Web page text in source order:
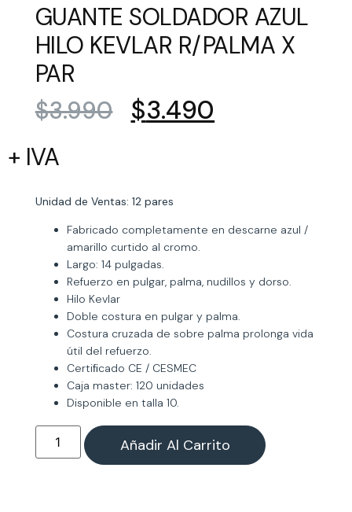
GUANTE SOLDADOR AZUL
HILO KEVLAR R/PALMA X
PAR
$3.990 $3.490
+ IVA
Unidad de Ventas: 12 pares
Fabricado completamente en descarne azul /
amarillo curtido al cromo.
Largo: 14 pulgadas.
Refuerzo en pulgar, palma, nudillos y dorso.
Hilo Kevlar
Doble costura en pulgar y palma.
Costura cruzada de sobre palma prolonga vida
útil del refuerzo.
Certiﬁcado CE / CESMEC
Caja master: 120 unidades
Disponible en talla 10.
Añadir Al Carrito